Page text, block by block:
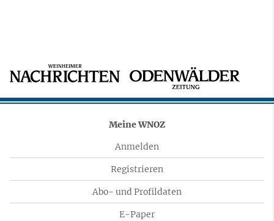
Meine WNOZ
Anmelden
Registrieren
Abo- und Profildaten
E-Paper